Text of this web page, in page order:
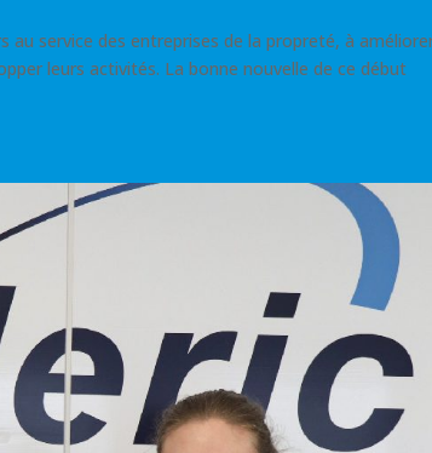
service des entreprises de la propreté, à
leurs activités. La bonne nouvelle de ce début